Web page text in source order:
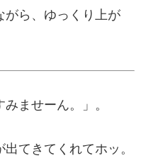
がら、ゆっくり上が
ませーん。」。
てきてくれてホッ。